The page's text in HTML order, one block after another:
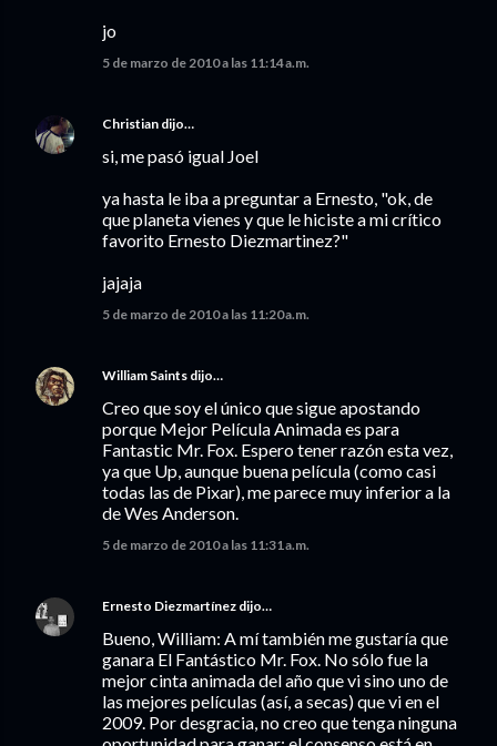
jo
5 de marzo de 2010 a las 11:14 a.m.
Christian dijo…
si, me pasó igual Joel
ya hasta le iba a preguntar a Ernesto, "ok, de
que planeta vienes y que le hiciste a mi crítico
favorito Ernesto Diezmartinez?"
jajaja
5 de marzo de 2010 a las 11:20 a.m.
William Saints dijo…
Creo que soy el único que sigue apostando
porque Mejor Película Animada es para
Fantastic Mr. Fox. Espero tener razón esta vez,
ya que Up, aunque buena película (como casi
todas las de Pixar), me parece muy inferior a la
de Wes Anderson.
5 de marzo de 2010 a las 11:31 a.m.
Ernesto Diezmartínez dijo…
Bueno, William: A mí también me gustaría que
ganara El Fantástico Mr. Fox. No sólo fue la
mejor cinta animada del año que vi sino uno de
las mejores películas (así, a secas) que vi en el
2009. Por desgracia, no creo que tenga ninguna